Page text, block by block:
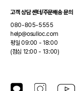
(주)오설록
대표이사: 서혁제
주소: 제주특별자치도 서귀포시
사업자등록번호: 390-87-
통신판매업신고번호: 2024-제
(주)오설록은 오설록 브랜드를 제
고객 상담 센터/주문배송 문의
080-805-5555
help@osulloc.com
평일 09:00 - 18:00
(점심 12:00 - 13:00)
카카오톡 플러스친구
인스타그램 유튜브